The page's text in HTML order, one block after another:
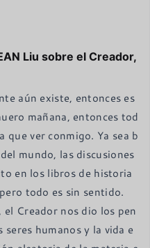
Liu sobre el Creador,
aún existe, entonces es
mañana, entonces tod
que ver conmigo. Ya sea b
mundo, las discusiones
en los libros de historia
todo es sin sentido.
el Creador nos dio los pen
humanos y la vida e